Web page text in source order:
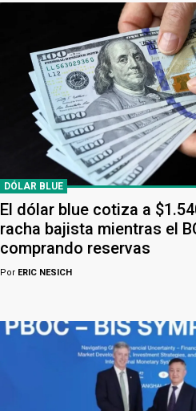
DÓLAR BLUE
El dólar blue cotiza a
racha bajista mientras el
comprando reservas
Por ERIC NESICH